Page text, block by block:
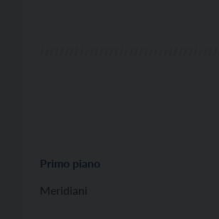
Primo piano
Meridiani